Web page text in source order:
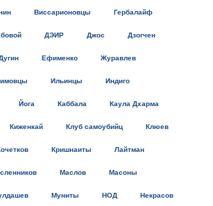
Виссарионовцы Гербалайф
ДЭИР Джос Дзогчен
Ефименко Журавлев
Ильинцы Индиго
Йога Каббала Каула Дхарма
Киженкай Клуб самоубийц Клюев
Кришнаиты Лайтман
Маслов Масоны
Муниты НОД Некрасов